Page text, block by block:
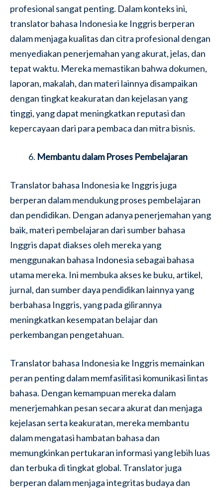
profesional sangat penting. Dalam konteks ini,
translator bahasa Indonesia ke Inggris berperan
dalam menjaga kualitas dan citra profesional dengan
menyediakan penerjemahan yang akurat, jelas, dan
tepat waktu. Mereka memastikan bahwa dokumen,
laporan, makalah, dan materi lainnya disampaikan
dengan tingkat keakuratan dan kejelasan yang
tinggi, yang dapat meningkatkan reputasi dan
kepercayaan dari para pembaca dan mitra bisnis.
Membantu dalam Proses Pembelajaran
Translator bahasa Indonesia ke Inggris juga
berperan dalam mendukung proses pembelajaran
dan pendidikan. Dengan adanya penerjemahan yang
baik, materi pembelajaran dari sumber bahasa
Inggris dapat diakses oleh mereka yang
menggunakan bahasa Indonesia sebagai bahasa
utama mereka. Ini membuka akses ke buku, artikel,
jurnal, dan sumber daya pendidikan lainnya yang
berbahasa Inggris, yang pada gilirannya
meningkatkan kesempatan belajar dan
perkembangan pengetahuan.
Translator bahasa Indonesia ke Inggris memainkan
peran penting dalam memfasilitasi komunikasi lintas
bahasa. Dengan kemampuan mereka dalam
menerjemahkan pesan secara akurat dan menjaga
kejelasan serta keakuratan, mereka membantu
dalam mengatasi hambatan bahasa dan
memungkinkan pertukaran informasi yang lebih luas
dan terbuka di tingkat global. Translator juga
berperan dalam menjaga integritas budaya dan